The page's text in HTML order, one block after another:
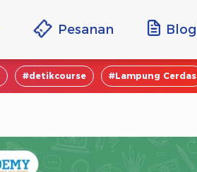
Pesanan Blog
#detikcourse #Lampung Cerdas